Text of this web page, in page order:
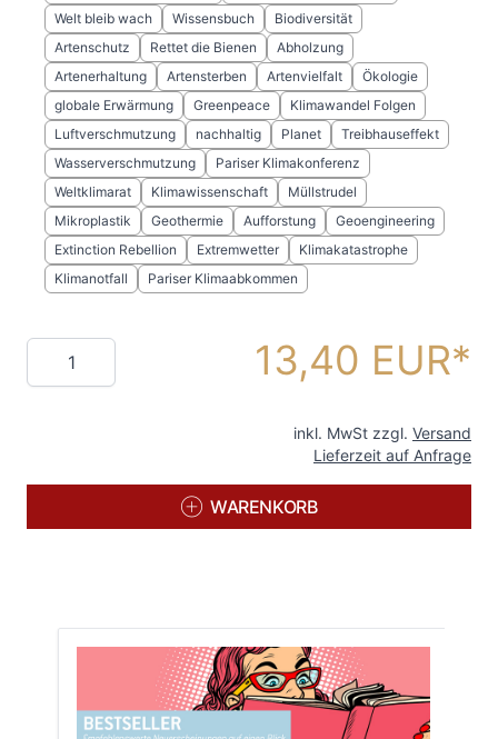
Welt bleib wach
Wissensbuch
Biodiversität
Artenschutz
Rettet die Bienen
Abholzung
Artenerhaltung
Artensterben Artenvielfalt
Ökologie
globale Erwärmung
Greenpeace
Klimawandel Folgen
Luftverschmutzung
nachhaltig Planet
Treibhauseffekt
Wasserverschmutzung
Pariser Klimakonferenz
Weltklimarat
Klimawissenschaft
Müllstrudel
Mikroplastik
Geothermie Aufforstung
Geoengineering
Extinction Rebellion
Extremwetter
Klimakatastrophe
Klimanotfall
Pariser Klimaabkommen
Menge 13,40 EUR
inkl. MwSt zzgl. Versand
Lieferzeit auf Anfrage
WARENKORB